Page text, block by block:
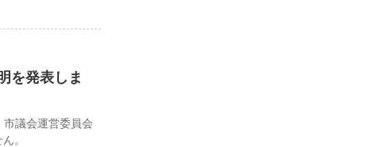
を発表しま
議会運営委員会
。